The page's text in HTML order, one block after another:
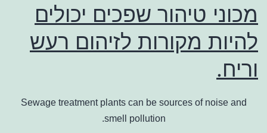
מכוני טיהור שפכים יכולים
להיות מקורות לזיהום רעש
וריח.
Sewage treatment plants can be sources of noise and
smell pollution.